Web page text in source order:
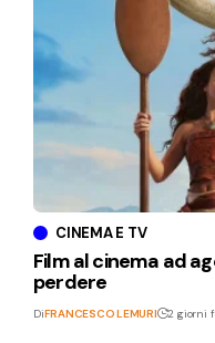
CINEMA E TV
Film al cinema ad
perdere
DiFRANCESCO LEMURI 2 giorni